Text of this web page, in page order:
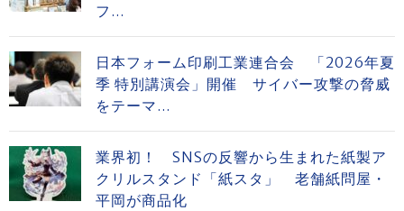
フ...
日本フォーム印刷工業連合会 「2026年夏
季 特別講演会」開催 サイバー攻撃の脅威
をテーマ...
業界初！ SNSの反響から生まれた紙製ア
クリルスタンド「紙スタ」 老舗紙問屋・
平岡が商品化